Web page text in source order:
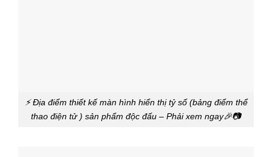
⚡ Địa điểm thiết kế màn hình hiển thị tỷ số (bảng điểm thể
thao điện tử ) sản phẩm độc đấu – Phải xem ngay🎉📷